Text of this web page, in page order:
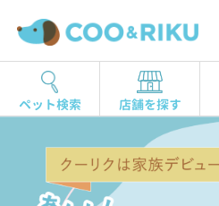
ペット検索 店舗を探す